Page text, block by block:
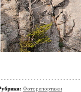
Фоторепортажи